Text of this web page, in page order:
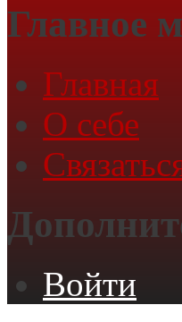
Главное
Главная
О себе
Войти